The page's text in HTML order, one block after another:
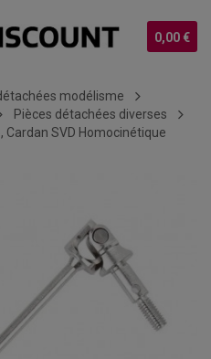
0,00 €
modélisme
Pièces détachées diverses
Cardan SVD Homocinétique